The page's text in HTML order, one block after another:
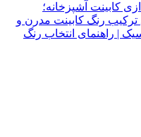
کابینت آشپزخانه؛
ترکیب رنگ کابینت مدرن و
| راهنمای انتخاب رنگ